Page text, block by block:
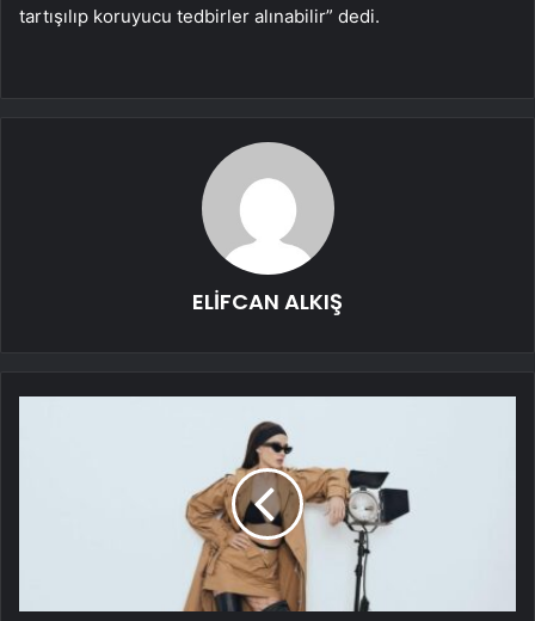
tartışılıp koruyucu tedbirler alınabilir” dedi.
ELİFCAN ALKIŞ